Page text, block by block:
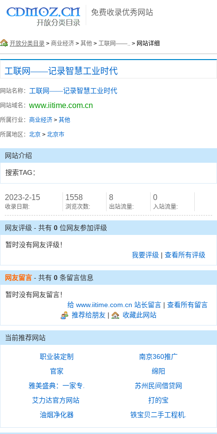
免费收录优秀网站
开放分类目录 > 商业经济 > 其他 > 工联网——.. > 网站详细
工联网——记录智慧工业时代
网站名称： 工联网——记录智慧工业时代
网站域名： www.iitime.com.cn
所属行业： 商业经济 > 其他
所属地区： 北京 > 北京市
网站介绍
搜索TAG：
2023-2-15
收录日期:
1558
浏览次数:
8
出站流量:
0
入站流量:
网友评级 - 共有 0 位网友参加评级
暂时没有网友评级！
我要评级 | 查看所有评级
网友留言 - 共有 0 条留言信息
暂时没有网友留言！
给 www.iitime.com.cn 站长留言 | 查看所有留言
推荐给朋友 | 收藏此网站
当前推荐网站
职业装定制
南京360推广
官家
绵阳
雅美盛典：一家专.
苏州民间借贷网
艾力达官方网站
打的宝
油烟净化器
铁宝贝二手工程机.